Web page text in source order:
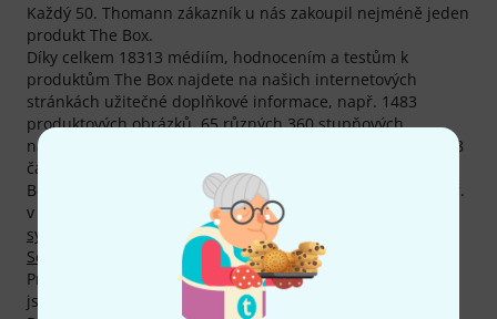
Každý 50. Thomann zákazník u nás zakoupil nejméně jeden
produkt The Box.
Díky celkem 18313 médiím, hodnocením a testům k
produktům The Box najdete na našich internetových
stránkách užitečné doplňkové informace, např. 1483
produktových obrázků, 65 různých 360 stupňových
náhledů, 16737 hodnocení produktů našimi zákazníky a 28
časopisových recenzí (všechny jazyky).
Bestsellery značky The Box se momentálně nacházejí např.
v kategoriích
Pasivní full-range reproboxy
systémy pro bicí
Aktivní subwoofery
Sestavy pro fitness a tanec,Membránya
Prodejním hitem je produktThe Box MA120 MKII
jsme už prodali více než 50.000 ks.